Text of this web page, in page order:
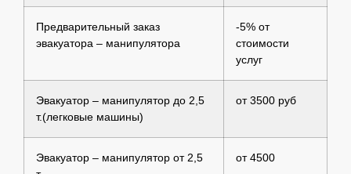
Предварительный заказ
эвакуатора – манипулятора
-5% от
стоимости
услуг
Эвакуатор – манипулятор до 2,5
т.(легковые машины)
от 3500 руб
Эвакуатор – манипулятор от 2,5
от 4500